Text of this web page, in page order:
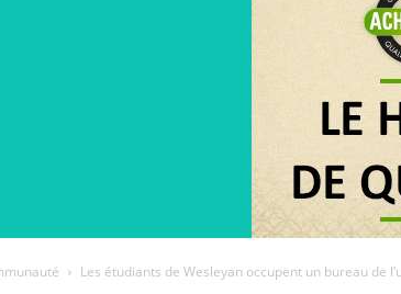
Les étudiants de Wesleyan occupent un bureau de